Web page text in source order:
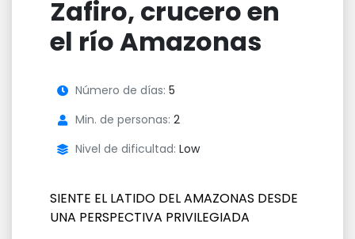
Zafiro, crucero en
el río Amazonas
Número de días: 5
Min. de personas: 2
Nivel de dificultad: Low
SIENTE EL LATIDO DEL AMAZONAS DESDE
UNA PERSPECTIVA PRIVILEGIADA